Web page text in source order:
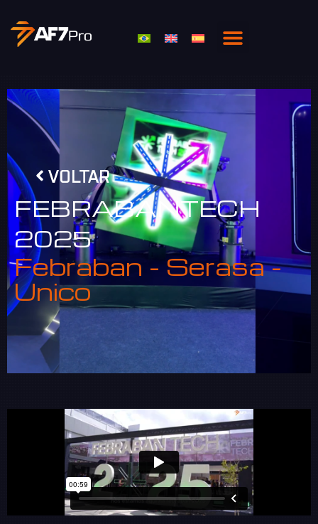
VOLTAR
FEBRABANTECH
2025
Febraban - Serasa -
Unico